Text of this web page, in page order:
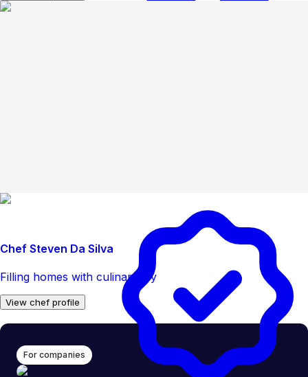
Chef Steven Da Silva
Filling homes with culinary joy
View chef profile
For companies